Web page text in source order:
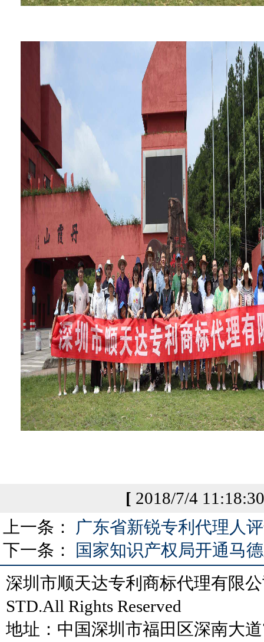
[ 2018/7/4
上一条： 广东省新锐专利代理人
下一条：
国家知识产权局开通马
深圳市顺天达专利商标代理有限
STD.All Rights Reserved
地址：中国深圳市福田区深南大